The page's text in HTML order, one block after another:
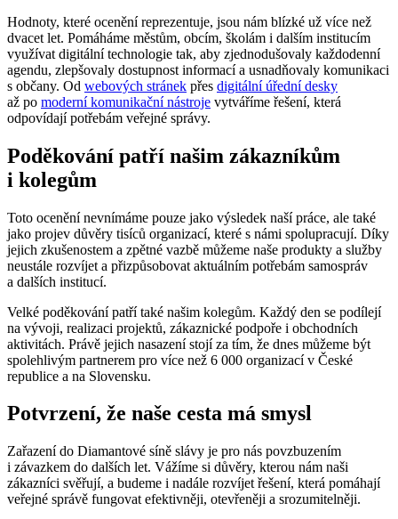
Hodnoty, které ocenění reprezentuje, jsou nám blízké už více než
dvacet let. Pomáháme městům, obcím, školám i dalším institucím
využívat digitální technologie tak, aby zjednodušovaly každodenní
agendu, zlepšovaly dostupnost informací a usnadňovaly komunikaci
s občany. Od webových stránek přes digitální úřední desky
až po moderní komunikační nástroje vytváříme řešení, která
odpovídají potřebám veřejné správy.
Poděkování patří našim zákazníkům
i kolegům
Toto ocenění nevnímáme pouze jako výsledek naší práce, ale také
jako projev důvěry tisíců organizací, které s námi spolupracují. Díky
jejich zkušenostem a zpětné vazbě můžeme naše produkty a služby
neustále rozvíjet a přizpůsobovat aktuálním potřebám samospráv
a dalších institucí.
Velké poděkování patří také našim kolegům. Každý den se podílejí
na vývoji, realizaci projektů, zákaznické podpoře i obchodních
aktivitách. Právě jejich nasazení stojí za tím, že dnes můžeme být
spolehlivým partnerem pro více než 6 000 organizací v České
republice a na Slovensku.
Potvrzení, že naše cesta má smysl
Zařazení do Diamantové síně slávy je pro nás povzbuzením
i závazkem do dalších let. Vážíme si důvěry, kterou nám naši
zákazníci svěřují, a budeme i nadále rozvíjet řešení, která pomáhají
veřejné správě fungovat efektivněji, otevřeněji a srozumitelněji.